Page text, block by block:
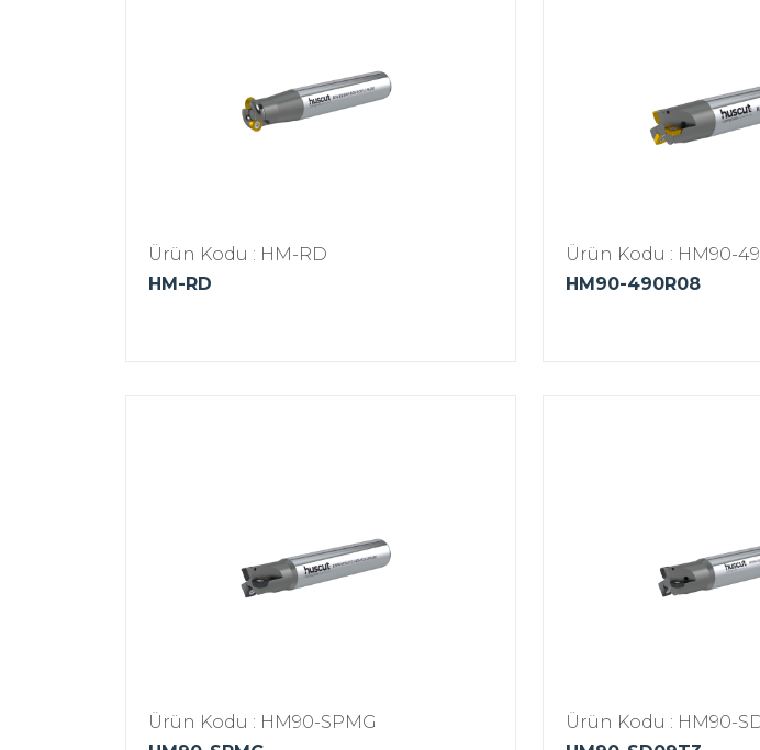
Ürün Kodu : HM-RD
HM-RD
Ürün Kodu : HM90-
HM90-490R08
Ürün Kodu : HM90-SPMG
Ürün Kodu : HM90-